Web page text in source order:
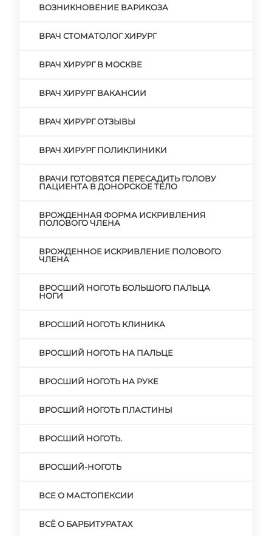
ВОЗНИКНОВЕНИЕ ВАРИКОЗА
ВРАЧ СТОМАТОЛОГ ХИРУРГ
ВРАЧ ХИРУРГ В МОСКВЕ
ВРАЧ ХИРУРГ ВАКАНСИИ
ВРАЧ ХИРУРГ ОТЗЫВЫ
ВРАЧ ХИРУРГ ПОЛИКЛИНИКИ
ВРАЧИ ГОТОВЯТСЯ ПЕРЕСАДИТЬ ГОЛОВУ
ПАЦИЕНТА В ДОНОРСКОЕ ТЕЛО
ВРОЖДЕННАЯ ФОРМА ИСКРИВЛЕНИЯ
ПОЛОВОГО ЧЛЕНА
ВРОЖДЕННОЕ ИСКРИВЛЕНИЕ ПОЛОВОГО
ЧЛЕНА
ВРОСШИЙ НОГОТЬ БОЛЬШОГО ПАЛЬЦА
НОГИ
ВРОСШИЙ НОГОТЬ КЛИНИКА
ВРОСШИЙ НОГОТЬ НА ПАЛЬЦЕ
ВРОСШИЙ НОГОТЬ НА РУКЕ
ВРОСШИЙ НОГОТЬ ПЛАСТИНЫ
ВРОСШИЙ НОГОТЬ.
ВРОСШИЙ-НОГОТЬ
ВСЕ О МАСТОПЕКСИИ
ВСЁ О БАРБИТУРАТАХ